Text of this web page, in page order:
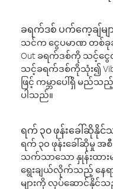
ခရက်ဒစ် ပက်ကေ့ချ်မျာ
သင်က ငွေပမာဏ တစ်
Out ခရက်ဒစ်ကို သင့်
သင့်ခရက်ဒစ်ကိုသုံး၍
ဖြင့် ကမ္ဘာပေါ်ရှိ မည်
ပါသည်။
ရက် ၃၀ ဖုန်းခေါ်ဆိုနို
ရက် ၃၀ ဖုန်းခေါ်ဆိုမှု
သက်သာသော နှုန်းထားမ
ရွေးချယ်လိုက်သည့် နေရ
များကို လုပ်ဆောင်နိုင်